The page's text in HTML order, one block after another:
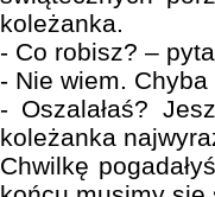
koleżanka.
- Co robisz? –
- Nie wiem.
- Oszalałaś?
koleżanka
Chwilkę